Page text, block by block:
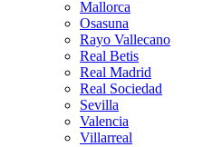
Mallorca
Osasuna
Rayo Vallecano
Real Betis
Real Madrid
Real Sociedad
Sevilla
Valencia
Villarreal